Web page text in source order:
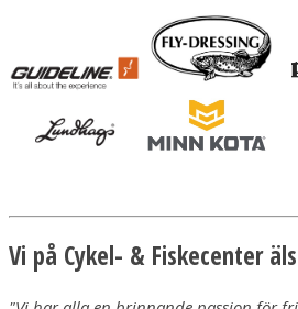
Vi på Cykel- & Fiskecenter